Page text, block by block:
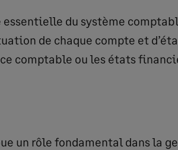
essentielle du système
de chaque compte et
comptable ou les états
un rôle fondamental dans la